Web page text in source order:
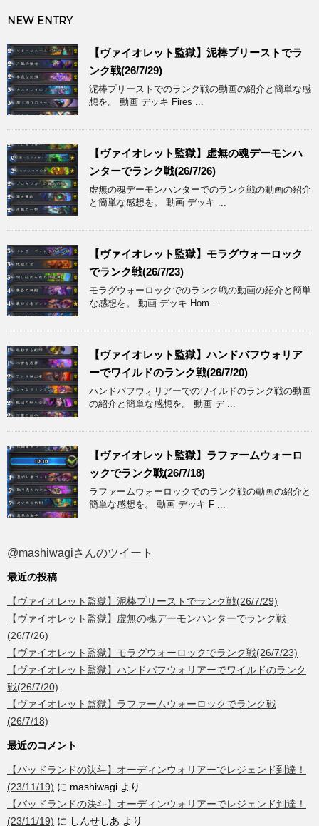
NEW ENTRY
【ヴァイオレット監獄】泥棒プリーストでラ
ンク戦(26/7/29)
泥棒プリーストでのランク戦の動画の紹介と簡単な感
想を。 動画 デッキ Fires ...
【ヴァイオレット監獄】虚無の魂デーモンハ
ンターでランク戦(26/7/26)
虚無の魂デーモンハンターでのランク戦の動画の紹介
と簡単な感想を。 動画 デッキ ...
【ヴァイオレット監獄】モラグウォーロック
でランク戦(26/7/23)
モラグウォーロックでのランク戦の動画の紹介と簡単
な感想を。 動画 デッキ Hom ...
【ヴァイオレット監獄】ハンドバフウォリア
ーでワイルドのランク戦(26/7/20)
ハンドバフウォリアーでのワイルドのランク戦の動画
の紹介と簡単な感想を。 動画 デ ...
【ヴァイオレット監獄】ラファームウォーロ
ックでランク戦(26/7/18)
ラファームウォーロックでのランク戦の動画の紹介と
簡単な感想を。 動画 デッキ F ...
@mashiwagiさんのツイート
最近の投稿
【ヴァイオレット監獄】泥棒プリーストでランク戦(26/7/29)
【ヴァイオレット監獄】虚無の魂デーモンハンターでランク戦
(26/7/26)
【ヴァイオレット監獄】モラグウォーロックでランク戦(26/7/23)
【ヴァイオレット監獄】ハンドバフウォリアーでワイルドのランク
戦(26/7/20)
【ヴァイオレット監獄】ラファームウォーロックでランク戦
(26/7/18)
最近のコメント
【バッドランドの決斗】オーディンウォリアーでレジェンド到達！
(23/11/19) に mashiwagi より
【バッドランドの決斗】オーディンウォリアーでレジェンド到達！
(23/11/19) に しんせしあ より